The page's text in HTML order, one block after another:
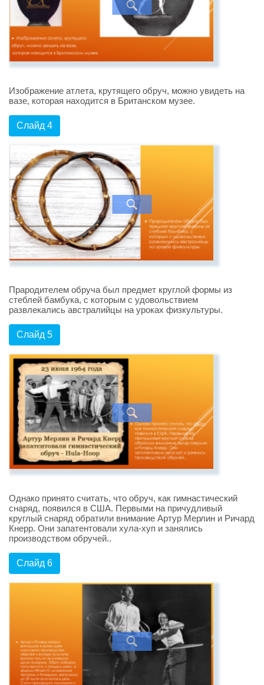
Изображение атлета, крутящего обруч, можно увидеть на
вазе, которая находится в Британском музее.
Слайд 4
Прародителем обруча был предмет круглой формы из
стеблей бамбука, с которым с удовольствием
развлекались австралийцы на уроках физкультуры.
Слайд 5
Однако принято считать, что обруч, как гимнастический
снаряд, появился в США. Первыми на причудливый
круглый снаряд обратили внимание Артур Мерлин и Ричард
Кнерр. Они запатентовали хула-хуп и занялись
производством обручей..
Слайд 6